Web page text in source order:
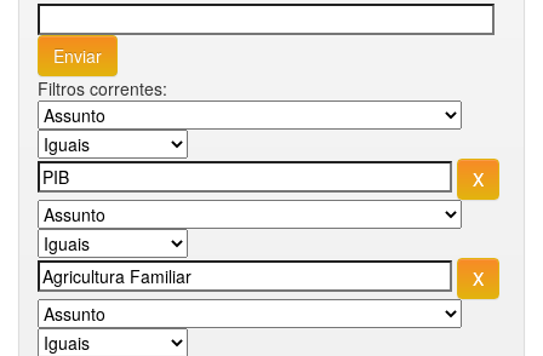
Filtros correntes: